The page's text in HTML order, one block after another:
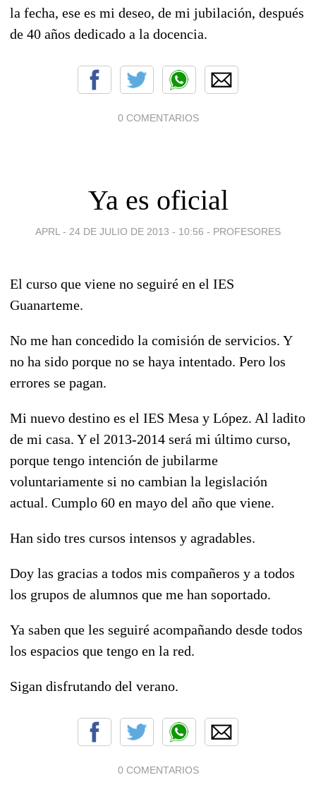
la fecha, ese es mi deseo, de mi jubilación, después
de 40 años dedicado a la docencia.
0 COMENTARIOS
Ya es oficial
APRL - 24 DE JULIO DE 2013 - 10:56 - PROFESORES
El curso que viene no seguiré en el IES
Guanarteme.
No me han concedido la comisión de servicios. Y
no ha sido porque no se haya intentado. Pero los
errores se pagan.
Mi nuevo destino es el IES Mesa y López. Al ladito
de mi casa. Y el 2013-2014 será mi último curso,
porque tengo intención de jubilarme
voluntariamente si no cambian la legislación
actual. Cumplo 60 en mayo del año que viene.
Han sido tres cursos intensos y agradables.
Doy las gracias a todos mis compañeros y a todos
los grupos de alumnos que me han soportado.
Ya saben que les seguiré acompañando desde todos
los espacios que tengo en la red.
Sigan disfrutando del verano.
0 COMENTARIOS